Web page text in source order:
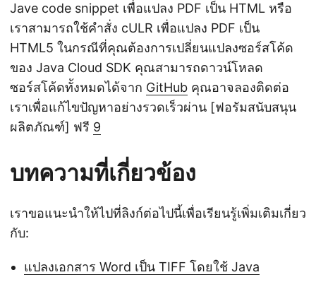
Jave code snippet เพื่อแปลง PDF เป็น HTML หรือ
เราสามารถใช้คำสั่ง cULR เพื่อแปลง PDF เป็น
HTML5 ในกรณีที่คุณต้องการเปลี่ยนแปลงซอร์สโค้ด
ของ Java Cloud SDK คุณสามารถดาวน์โหลด
ซอร์สโค้ดทั้งหมดได้จาก GitHub คุณอาจลองติดต่อ
เราเพื่อแก้ไขปัญหาอย่างรวดเร็วผ่าน [ฟอรัมสนับสนุน
ผลิตภัณฑ์] ฟรี 9
บทความที่เกี่ยวข้อง
เราขอแนะนำให้ไปที่ลิงก์ต่อไปนี้เพื่อเรียนรู้เพิ่มเติมเกี่ยว
กับ:
แปลงเอกสาร Word เป็น TIFF โดยใช้ Java